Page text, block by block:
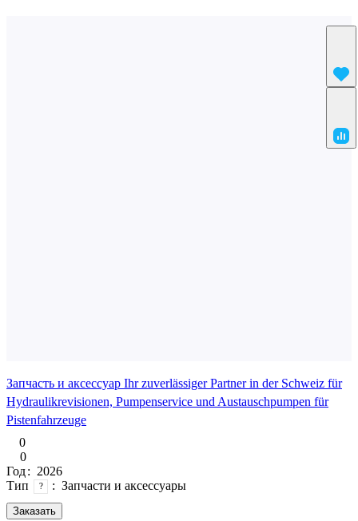
Запчасть и аксессуар Ihr zuverlässiger Partner in der Schweiz für
Hydraulikrevisionen, Pumpenservice und Austauschpumpen für
Pistenfahrzeuge
0
0
Заказать
Год: 2026
Тип
? : Запчасти и аксессуары